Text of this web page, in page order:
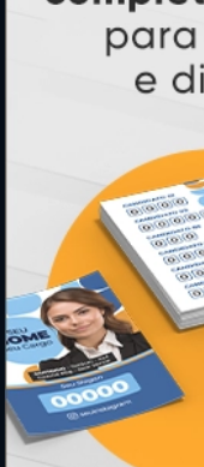
* Pagamento com
** Pagamentos a prazo
*** Nota fiscal sujeita a
serviço, conforme
PARTICIPE